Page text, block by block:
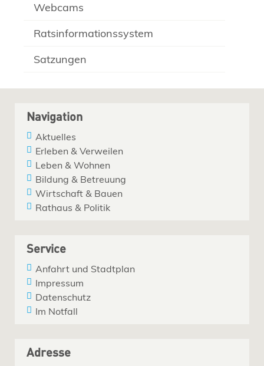
Webcams
Ratsinformationssystem
Satzungen
Navigation
Aktuelles
Erleben & Verweilen
Leben & Wohnen
Bildung & Betreuung
Wirtschaft & Bauen
Rathaus & Politik
Service
Anfahrt und Stadtplan
Impressum
Datenschutz
Im Notfall
Adresse